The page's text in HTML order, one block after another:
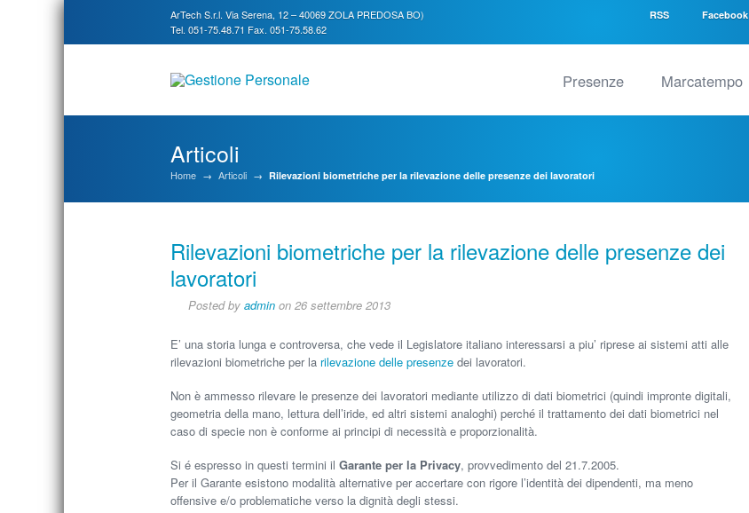
ArTech S.r.l. Via Serena, 12 – 40069 ZOLA PREDOSA BO)
Tel. 051-75.48.71 Fax. 051-75.58.62
RSS Facebook
Presenze Marcatempo
Articoli
Home → Articoli → Rilevazioni biometriche per la rilevazione delle presenze dei lavoratori
Rilevazioni biometriche per la rilevazione delle presenze dei
lavoratori
Posted by admin on 26 settembre 2013
E’ una storia lunga e controversa, che vede il Legislatore italiano interessarsi a piu’ riprese ai sistemi atti alle
rilevazioni biometriche per la rilevazione delle presenze dei lavoratori.
Non è ammesso rilevare le presenze dei lavoratori mediante utilizzo di dati biometrici (quindi impronte digitali,
geometria della mano, lettura dell’iride, ed altri sistemi analoghi) perché il trattamento dei dati biometrici nel
caso di specie non è conforme ai principi di necessità e proporzionalità.
Si é espresso in questi termini il Garante per la Privacy, provvedimento del 21.7.2005.
Per il Garante esistono modalità alternative per accertare con rigore l’identità dei dipendenti, ma meno
offensive e/o problematiche verso la dignità degli stessi.